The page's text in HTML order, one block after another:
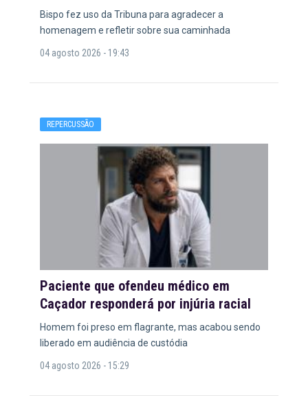
Bispo fez uso da Tribuna para agradecer a
homenagem e refletir sobre sua caminhada
04 agosto 2026 - 19:43
REPERCUSSÃO
Paciente que ofendeu médico em
Caçador responderá por injúria racial
Homem foi preso em flagrante, mas acabou sendo
liberado em audiência de custódia
04 agosto 2026 - 15:29